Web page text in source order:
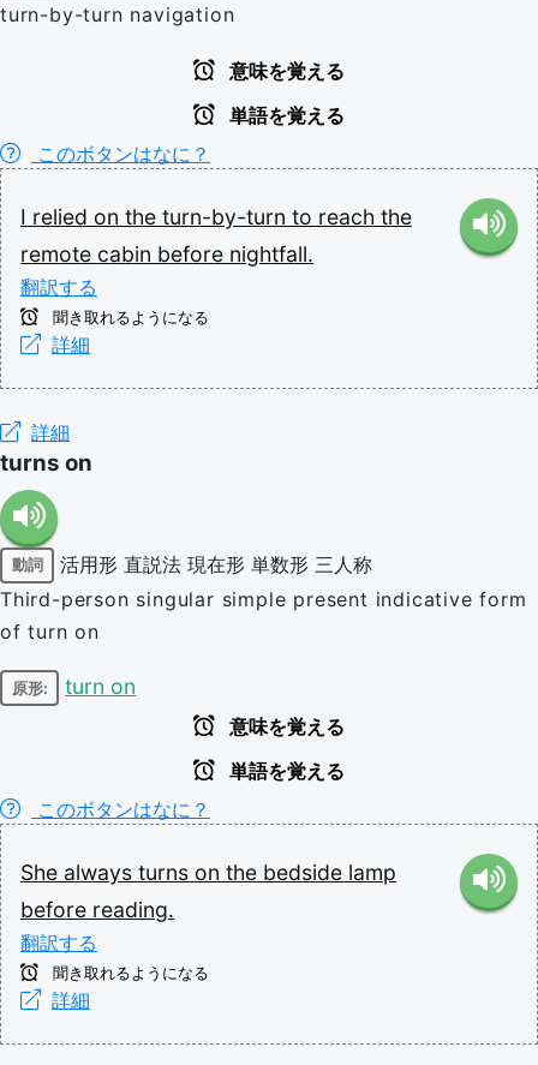
turn-by-turn navigation
意味を覚える
単語を覚える
このボタンはなに？
I relied on the turn-by-turn to reach the
remote cabin before nightfall.
翻訳する
聞き取れるようになる
詳細
詳細
turns on
動詞 活用形 直説法 現在形 単数形 三人称
Third-person singular simple present indicative form
of turn on
原形: turn on
意味を覚える
単語を覚える
このボタンはなに？
She always turns on the bedside lamp
before reading.
翻訳する
聞き取れるようになる
詳細